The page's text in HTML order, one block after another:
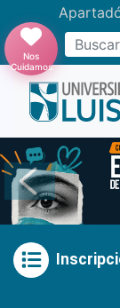
Buscar
Nos
Cuidamos
Anterior